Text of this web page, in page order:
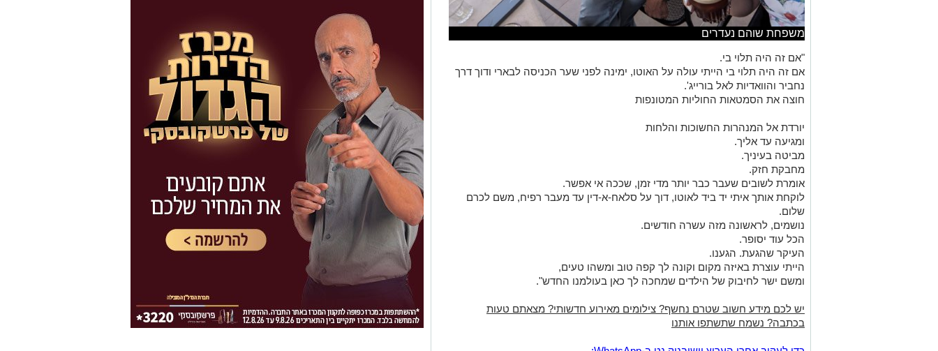
משפחת שוהם נעדרים
"אם זה היה תלוי בי.
אם זה היה תלוי בי הייתי עולה על האוטו, ימינה לפני שער הכניסה לבארי ודוך דרך
נחביר והוואדיות לאל בורייג'.
חוצה את הסמטאות החוליות המטונפות
יורדת אל המנהרות החשוכות והלחות
ומגיעה עד אליך.
מביטה בעיניך.
מחבקת חזק.
אומרת לשובים שעבר כבר יותר מדי זמן, שככה אי אפשר.
לוקחת אותך איתי יד ביד לאוטו, דוך על סלאח-א-דין עד מעבר רפיח, משם לכרם
שלום.
נושמים, לראשונה מזה עשרה חודשים.
הכל עוד יסופר.
העיקר שהגעת. הגענו.
הייתי עוצרת באיזה מקום וקונה לך קפה טוב ומשהו טעים,
ומשם ישר לחיבוק של הילדים שמחכה לך כאן בעולמנו החדש".
יש לכם מידע חשוב שטרם נחשף? צילומים מאירוע חדשותי? מצאתם טעות
בכתבה? נשמח שתשתפו אותנו